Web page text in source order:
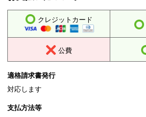
クレジットカード
公費
適格請求書発行
対応します
支払方法等